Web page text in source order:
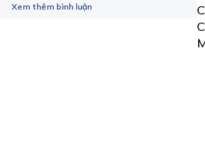
Xem thêm bình luận